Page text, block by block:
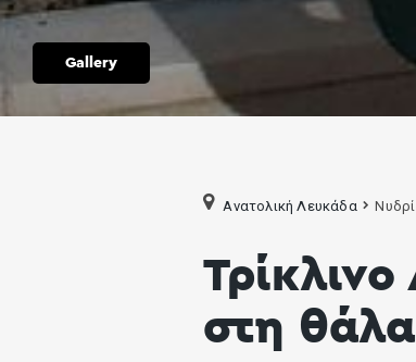
Gallery
Ανατολική Λευκάδα Νυδρί
στη